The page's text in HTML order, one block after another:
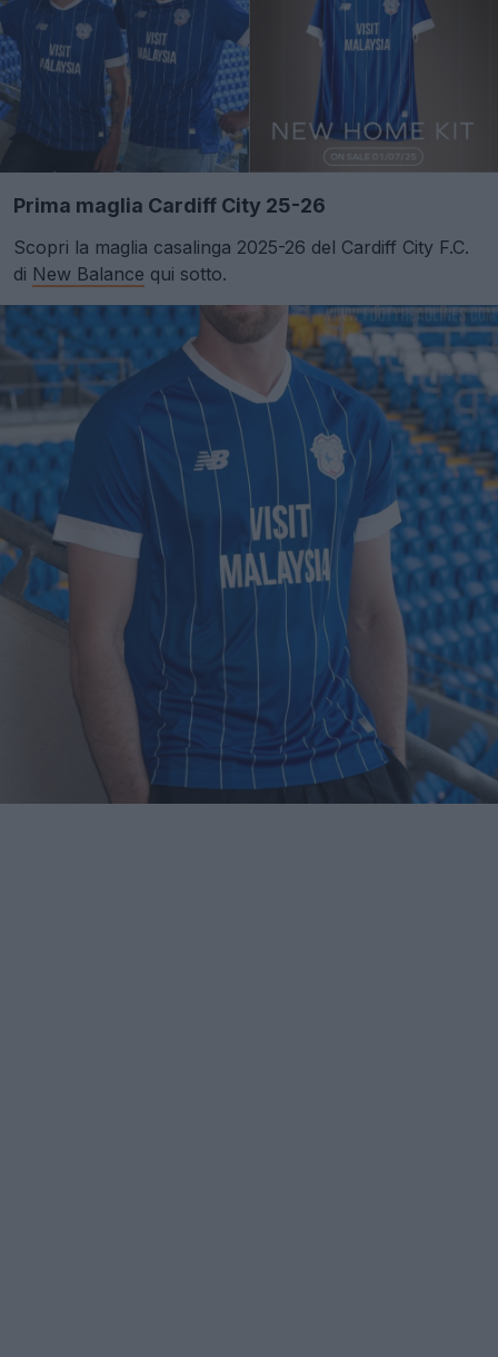
Prima maglia Cardiff City 25-26
Scopri la maglia casalinga 2025-26 del Cardiff City F.C.
di New Balance qui sotto.